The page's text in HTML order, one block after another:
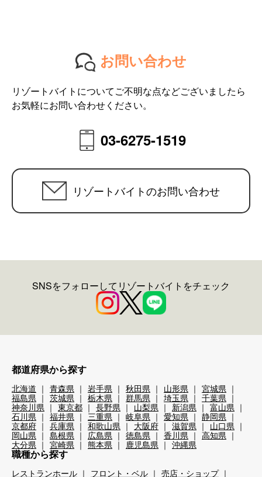
お問い合わせ
リゾートバイトについてご不明な点などございましたら
お気軽にお問い合わせください。
03-6275-1519
リゾートバイトのお問い合わせ
SNSをフォローしてリゾートバイトをチェック
都道府県から探す
北海道 青森県 岩手県 秋田県 山形県
宮城県
福島県
茨城県 栃木県 群馬県 埼玉県
千葉県
神奈川県
東京都 長野県 山梨県 新潟県
富山県
石川県
福井県 三重県 岐阜県 愛知県
静岡県
京都府
兵庫県 和歌山県 大阪府 滋賀県
山口県
岡山県
島根県 広島県 徳島県 香川県
高知県
大分県
宮崎県 熊本県 鹿児島県 沖縄県
職種から探す
レストランホール フロント・ベル
売店・ショップ